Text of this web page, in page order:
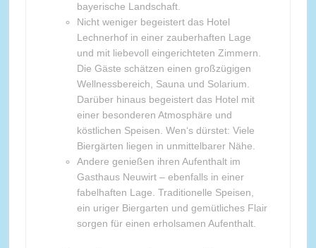
bayerische Landschaft.
Nicht weniger begeistert das Hotel
Lechnerhof in einer zauberhaften Lage
und mit liebevoll eingerichteten Zimmern.
Die Gäste schätzen einen großzügigen
Wellnessbereich, Sauna und Solarium.
Darüber hinaus begeistert das Hotel mit
einer besonderen Atmosphäre und
köstlichen Speisen. Wen‘s dürstet: Viele
Biergärten liegen in unmittelbarer Nähe.
Andere genießen ihren Aufenthalt im
Gasthaus Neuwirt – ebenfalls in einer
fabelhaften Lage. Traditionelle Speisen,
ein uriger Biergarten und gemütliches Flair
sorgen für einen erholsamen Aufenthalt.